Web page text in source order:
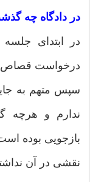
در دادگاه چه
در ابتدای جلسه
درخواست قصاص
سپس متهم به
ندارم و هرچه
بازجویی بوده
نقشی در آن